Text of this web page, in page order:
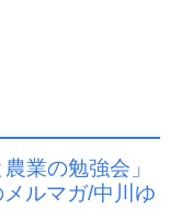
業の勉強会」
ルマガ/中川ゆ